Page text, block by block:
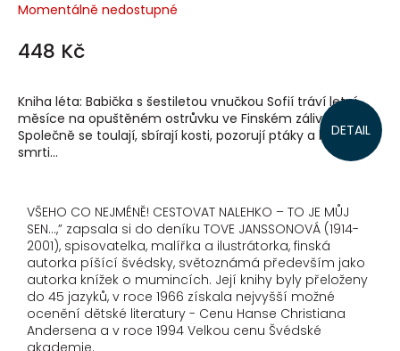
Momentálně nedostupné
448 Kč
DETAIL
Kniha léta: Babička s šestiletou vnučkou Sofií tráví letní
měsíce na opuštěném ostrůvku ve Finském zálivu.
Společně se toulají, sbírají kosti, pozorují ptáky a baví se o
smrti...
VŠEHO CO NEJMÉNĚ! CESTOVAT NALEHKO – TO JE MŮJ
SEN...,” zapsala si do deníku TOVE JANSSONOVÁ (1914-
2001), spisovatelka, malířka a ilustrátorka, finská
autorka píšící švédsky, světoznámá především jako
autorka knížek o mumincích. Její knihy byly přeloženy
do 45 jazyků, v roce 1966 získala nejvyšší možné
ocenění dětské literatury - Cenu Hanse Christiana
Andersena a v roce 1994 Velkou cenu Švédské